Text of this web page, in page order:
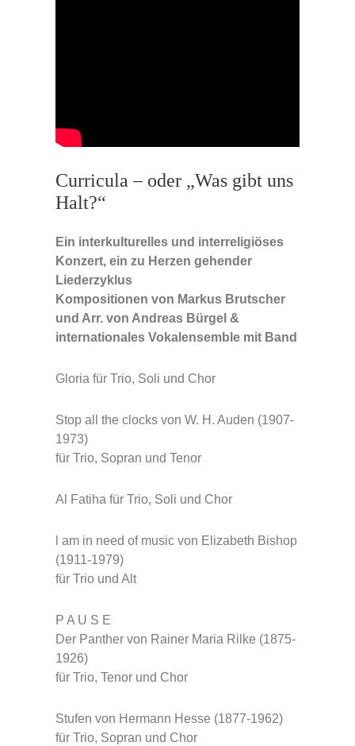
Curricula – oder „Was gibt uns
Halt?“
Ein interkulturelles und interreligiöses
Konzert, ein zu Herzen gehender
Liederzyklus
Kompositionen von Markus Brutscher
und Arr. von Andreas Bürgel &
internationales Vokalensemble mit Band
Gloria für Trio, Soli und Chor
Stop all the clocks von W. H. Auden (1907-
1973)
für Trio, Sopran und Tenor
Al Fatiha für Trio, Soli und Chor
l am in need of music von Elizabeth Bishop
(1911-1979)
für Trio und Alt
P A U S E
Der Panther von Rainer Maria Rilke (1875-
1926)
für Trio, Tenor und Chor
Stufen von Hermann Hesse (1877-1962)
für Trio, Sopran und Chor